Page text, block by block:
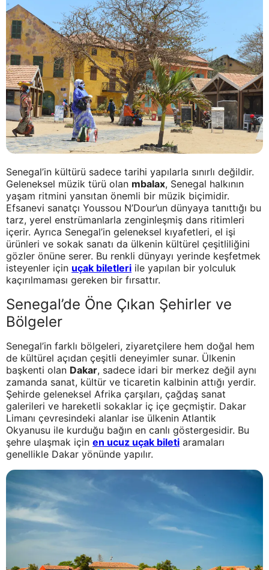
Senegal’in kültürü sadece tarihi yapılarla sınırlı değildir.
Geleneksel müzik türü olan mbalax, Senegal halkının
yaşam ritmini yansıtan önemli bir müzik biçimidir.
Efsanevi sanatçı Youssou N’Dour’un dünyaya tanıttığı bu
tarz, yerel enstrümanlarla zenginleşmiş dans ritimleri
içerir. Ayrıca Senegal’in geleneksel kıyafetleri, el işi
ürünleri ve sokak sanatı da ülkenin kültürel çeşitliliğini
gözler önüne serer. Bu renkli dünyayı yerinde keşfetmek
isteyenler için uçak biletleri ile yapılan bir yolculuk
kaçırılmaması gereken bir fırsattır.
Senegal’de Öne Çıkan Şehirler ve
Bölgeler
Senegal’in farklı bölgeleri, ziyaretçilere hem doğal hem
de kültürel açıdan çeşitli deneyimler sunar. Ülkenin
başkenti olan Dakar, sadece idari bir merkez değil aynı
zamanda sanat, kültür ve ticaretin kalbinin attığı yerdir.
Şehirde geleneksel Afrika çarşıları, çağdaş sanat
galerileri ve hareketli sokaklar iç içe geçmiştir. Dakar
Limanı çevresindeki alanlar ise ülkenin Atlantik
Okyanusu ile kurduğu bağın en canlı göstergesidir. Bu
şehre ulaşmak için en ucuz uçak bileti aramaları
genellikle Dakar yönünde yapılır.